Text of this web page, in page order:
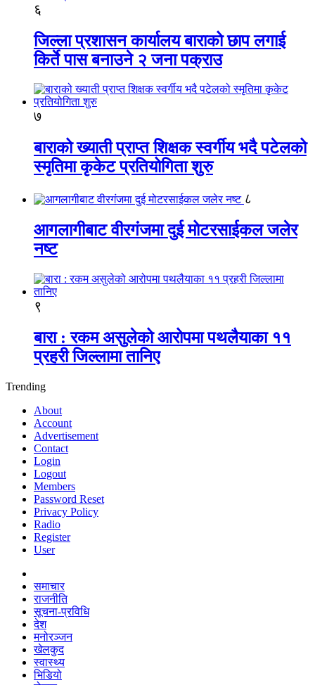
६
जिल्ला प्रशासन कार्यालय बाराको छाप लगाई
किर्ते पास बनाउने २ जना पक्राउ
७
बाराको ख्याती प्राप्त शिक्षक स्वर्गीय भदै पटेलको
स्मृतिमा कृकेट प्रतियोगिता शुरु
८
आगलागीबाट वीरगंजमा दुई मोटरसाईकल जलेर
नष्ट
९
बारा : रकम असुलेको आरोपमा पथलैयाका ११
प्रहरी जिल्लामा तानिए
Trending
About
Account
Advertisement
Contact
Login
Logout
Members
Password Reset
Privacy Policy
Radio
Register
User
समाचार
राजनीति
सूचना-प्रविधि
देश
मनोरञ्जन
खेलकुद
स्वास्थ्य
भिडियो